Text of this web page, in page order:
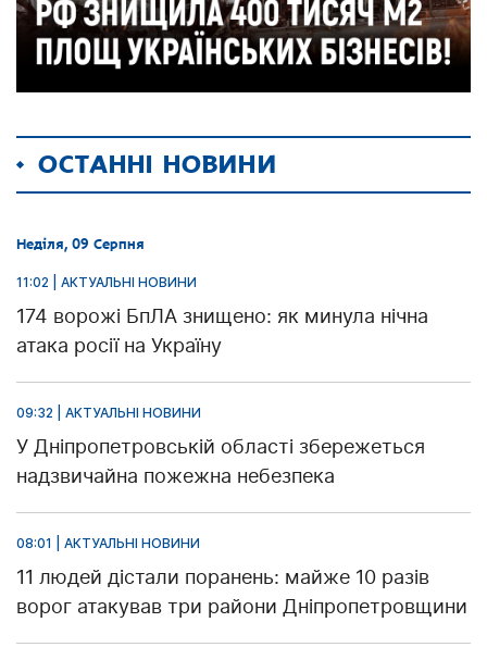
ОСТАННІ НОВИНИ
Неділя, 09 Серпня
11:02 | АКТУАЛЬНІ НОВИНИ
174 ворожі БпЛА знищено: як минула нічна
атака росії на Україну
09:32 | АКТУАЛЬНІ НОВИНИ
У Дніпропетровській області збережеться
надзвичайна пожежна небезпека
08:01 | АКТУАЛЬНІ НОВИНИ
11 людей дістали поранень: майже 10 разів
ворог атакував три райони Дніпропетровщини